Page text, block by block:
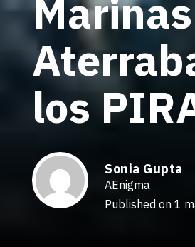
los
Sonia Gupta
AEnigma
Published on 1